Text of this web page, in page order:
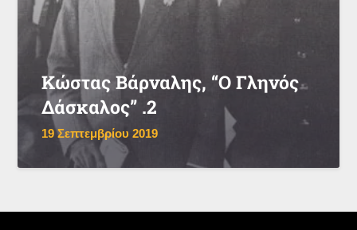
Κώστας Βάρναλης, “Ο Γληνός
Δάσκαλος” .2
19 Σεπτεμβρίου 2019